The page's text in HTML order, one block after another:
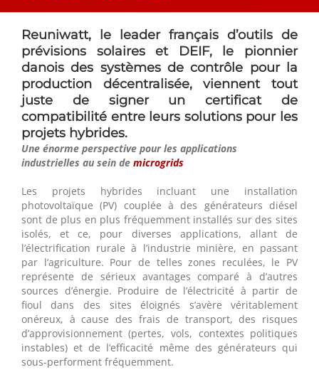
Reuniwatt, le leader français d’outils de
prévisions solaires et DEIF, le pionnier
danois des systèmes de contrôle pour la
production décentralisée, viennent tout
juste de signer un certificat de
compatibilité entre leurs solutions pour les
projets hybrides.
Une énorme perspective pour les applications
industrielles au sein de microgrids
Les projets hybrides incluant une installation
photovoltaïque (PV) couplée à des générateurs diésel
sont de plus en plus fréquemment installés sur des sites
isolés, et ce, pour diverses applications, allant de
l’électrification rurale à l’industrie minière, en passant
par l’agriculture. Pour de telles zones reculées, le PV
représente de sérieux avantages comparé à d’autres
sources d’énergie. Produire de l’électricité à partir de
fioul dans des sites éloignés s’avère véritablement
onéreux, à cause des frais de transport, des risques
d’approvisionnement (pertes, vols, contextes politiques
instables) et de l’efficacité même des générateurs qui
sous-performent fréquemment.